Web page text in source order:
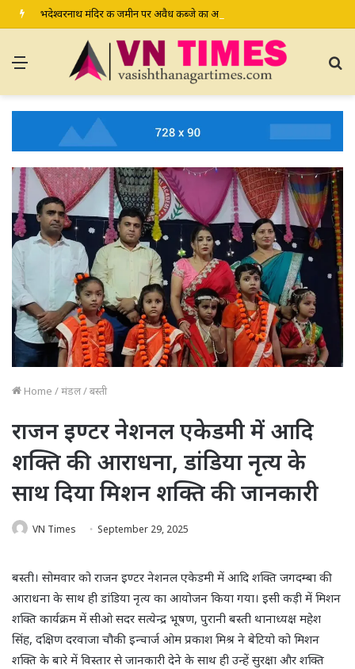
Menu
Home /मंडल/बस्ती
राजन इण्टर नेशनल एकेडमी में आदि
शक्ति की आराधना, डांडिया नृत्य के
साथ दिया मिशन शक्ति की जानकारी
VN Times September 29, 2025
बस्ती। सोमवार को राजन इण्टर नेशनल एकेडमी में आदि शक्ति जगदम्बा की
आराधना के साथ ही डांडिया नृत्य का आयोजन किया गया। इसी कड़ी में मिशन
शक्ति कार्यक्रम में सीओ सदर सत्येन्द्र भूषण, पुरानी बस्ती थानाध्यक्ष महेश
सिंह, दक्षिण दरवाजा चौकी इन्चार्ज ओम प्रकाश मिश्र ने बेटियो को मिशन
शक्ति के बारे में विस्तार से जानकारी देने के साथ ही उन्हें सुरक्षा और शक्ति